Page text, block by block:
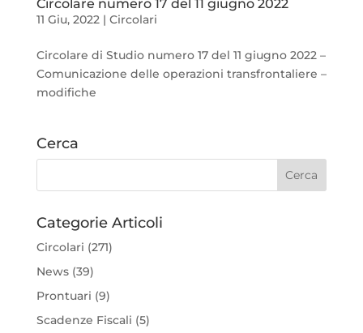
Circolare numero 17 del 11 giugno 2022
11 Giu, 2022| Circolari
Circolare di Studio numero 17 del 11 giugno 2022 –
Comunicazione delle operazioni transfrontaliere –
modifiche
Cerca
Categorie Articoli
Circolari (271)
News(39)
Prontuari (9)
Scadenze Fiscali (5)